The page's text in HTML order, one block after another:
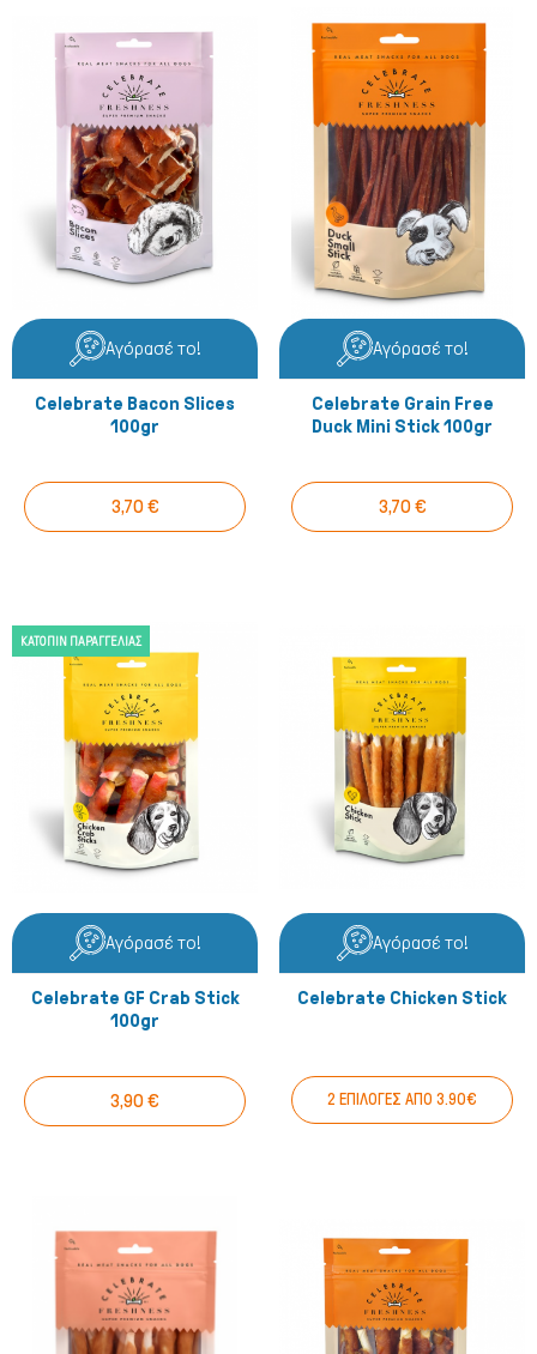
Αγόρασέ το!
Celebrate Bacon Slices
100gr
3,70 €
Αγόρασέ το!
Celebrate Grain Free
Duck Mini Stick 100gr
3,70 €
ΚΑΤΌΠΙΝ ΠΑΡΑΓΓΕΛΊΑΣ
Αγόρασέ το!
Celebrate GF Crab Stick
100gr
3,90 €
Αγόρασέ το!
Celebrate Chicken Stick
2 ΕΠΙΛΟΓΕΣ ΑΠΟ 3.90€